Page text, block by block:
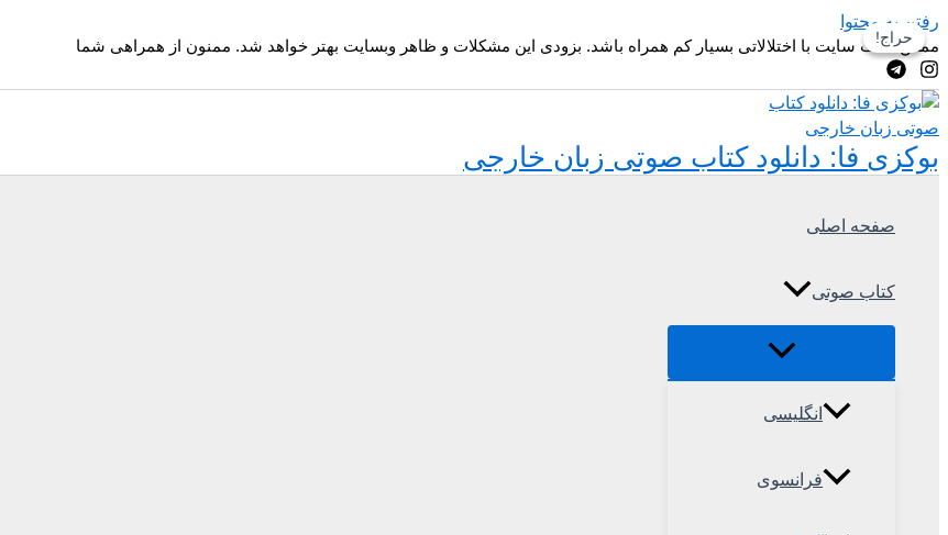
رفتن به محتوا
ممکن است سایت با اختلالاتی بسیار کم همراه باشد. بزودی این مشکلات و ظاهر وبسایت بهتر خواهد شد. ممنون از همراهی شما
بوکزی فا: دانلود کتاب صوتی زبان خارجی
صفحه اصلی
کتاب صوتی
انگلیسی
فرانسوی
حراج!
حراج!